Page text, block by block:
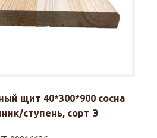
щит 40*300*900 сосна
ступень, сорт Э